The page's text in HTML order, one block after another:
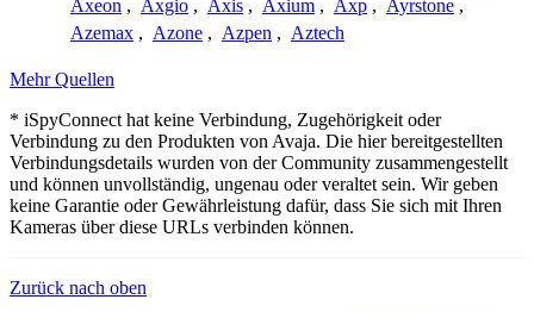
Axeon , Axgio , Axis , Axium , Axp , Ayrstone ,
Azemax , Azone , Azpen , Aztech
Mehr Quellen
* iSpyConnect hat keine Verbindung, Zugehörigkeit oder
Verbindung zu den Produkten von Avaja. Die hier bereitgestellten
Verbindungsdetails wurden von der Community zusammengestellt
und können unvollständig, ungenau oder veraltet sein. Wir geben
keine Garantie oder Gewährleistung dafür, dass Sie sich mit Ihren
Kameras über diese URLs verbinden können.
Zurück nach oben